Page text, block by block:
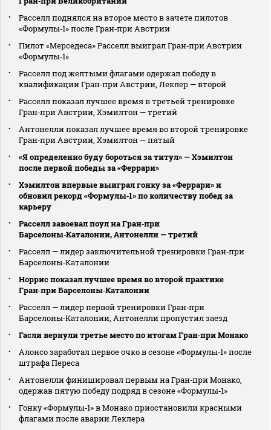
Расселл поднялся на второе место в зачете пилотов
«Формулы‑1» после Гран‑при Австрии
Пилот «Мерседеса» Расселл выиграл Гран‑при Австрии
«Формулы‑1»
Расселл под желтыми флагами одержал победу в
квалификации Гран‑при Австрии, Леклер — второй
Расселл показал лучшее время в третьей тренировке
Гран‑при Австрии, Хэмилтон — третий
Антонелли показал лучшее время во второй тренировке
Гран‑при Австрии, Хэмилтон — пятый
«Я определенно буду бороться за титул» — Хэмилтон
после первой победы за «Феррари»
Хэмилтон впервые выиграл гонку за «Феррари» и
обновил рекорд «Формулы‑1» по количеству побед за
карьеру
Расселл завоевал поул на Гран‑при
Барселоны‑Каталонии, Антонелли — третий
Расселл — лидер заключительной тренировки Гран‑при
Барселоны‑Каталонии
Норрис показал лучшее время во второй практике
Гран‑при Барселоны‑Каталонии
Расселл — лидер первой тренировки Гран‑при
Барселоны‑Каталонии, Антонелли пропустил заезд
Гасли вернули третье место по итогам Гран‑при Монако
Алонсо заработал первое очко в сезоне «Формулы‑1» после
штрафа Переса
Антонелли финишировал первым на Гран‑при Монако,
одержав пятую победу подряд в сезоне «Формулы‑1»
Гонку «Формулы‑1» в Монако приостановили красными
флагами после аварии Леклера